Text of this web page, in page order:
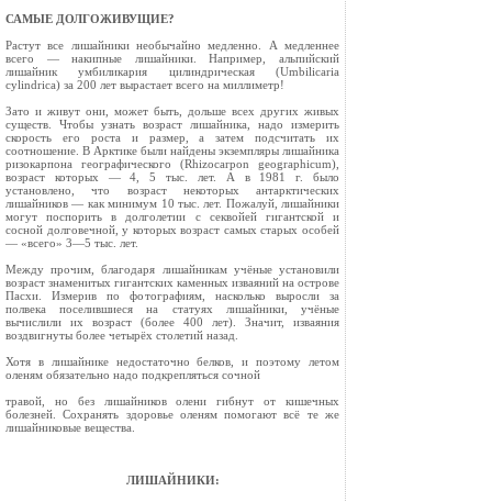
САМЫЕ ДОЛГОЖИВУЩИЕ?
Растут все лишайники необычайно медлен­но. А медленнее
всего — накипные лишайники. Например, альпийский
лишайник умбиликария цилиндрическая (Umbilicaria
cylindrica) за 200 лет выраста­ет всего на миллиметр!
Зато и живут они, может быть, дольше всех других живых
существ. Чтобы узнать возраст лишайника, надо измерить
скорость его роста и размер, а затем подсчитать их
соотношение. В Арктике были найдены эк­земпляры лишайника
ризокарпона гео­графического (Rhizocarpon geographicum),
возраст которых — 4, 5 тыс. лет. А в 1981 г. было
установлено, что возраст некоторых антарктических
лишайников — как минимум 10 тыс. лет. Пожалуй, лишайники
могут поспорить в долголетии с секвойей гигантской и
сосной долговечной, у которых возраст самых старых особей
— «всего» 3—5 тыс. лет.
Между прочим, благодаря лишайникам учёные установили
возраст знаменитых гигантских каменных изваяний на острове
Пасхи. Измерив по фотографиям, насколько выросли за
полвека поселившиеся на стату­ях лишайники, учёные
вычислили их возраст (более 400 лет). Значит, изваяния
воздвигну­ты более четырёх столетий назад.
Хотя в лишайнике недостаточно белков, и поэтому летом
оленям обязательно надо подкрепляться сочной
травой, но без лишайников олени гибнут от кишечных
болезней. Сохранять здоровье оленям помогают всё те же
лишайниковые вещества.
ЛИШАЙНИКИ: